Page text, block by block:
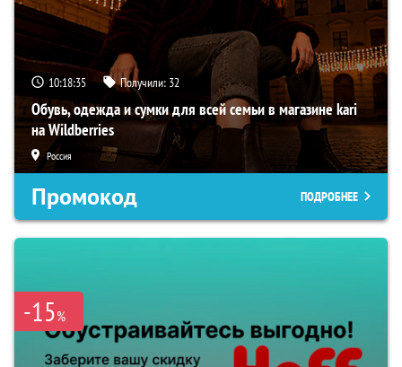
10:18:34 Получили: 32
Обувь, одежда и сумки для всей семьи в магазине kari
на Wildberries
Россия
Промокод ПОДРОБНЕЕ
-15%